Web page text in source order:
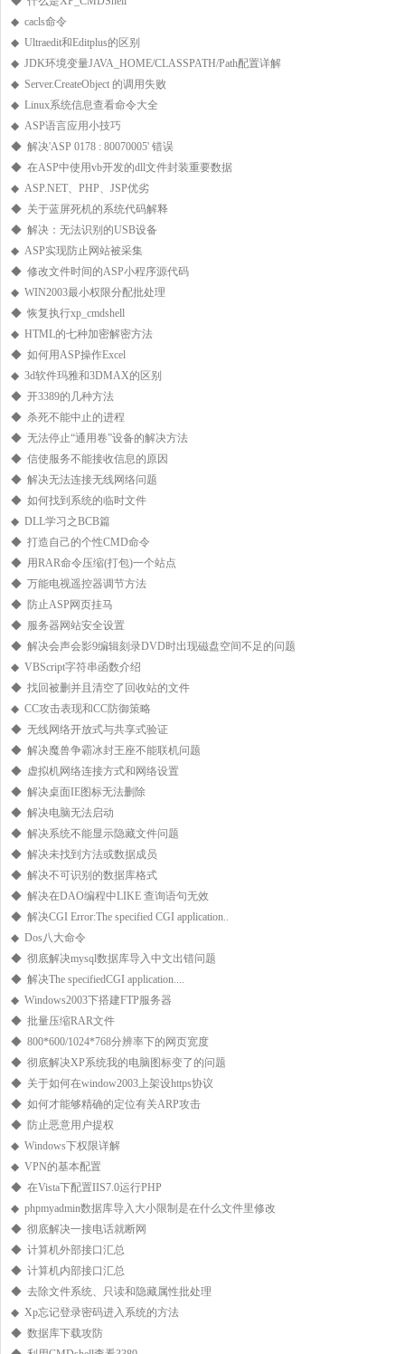
◆ cacls命令
◆ Ultraedit和Editplus的区别
◆ JDK环境变量JAVA_HOME/CLASSPATH/Path配置详解
◆ Server.CreateObject 的调用失败
◆ Linux系统信息查看命令大全
◆ ASP语言应用小技巧
◆ 解决'ASP 0178 : 80070005' 错误
◆ 在ASP中使用vb开发的dll文件封装重要数据
◆ ASP.NET、PHP、JSP优劣
◆ 关于蓝屏死机的系统代码解释
◆ 解决：无法识别的USB设备
◆ ASP实现防止网站被采集
◆ 修改文件时间的ASP小程序源代码
◆ WIN2003最小权限分配批处理
◆ 恢复执行xp_cmdshell
◆ HTML的七种加密解密方法
◆ 如何用ASP操作Excel
◆ 3d软件玛雅和3DMAX的区别
◆ 开3389的几种方法
◆ 杀死不能中止的进程
◆ 无法停止“通用卷”设备的解决方法
◆ 信使服务不能接收信息的原因
◆ 解决无法连接无线网络问题
◆ 如何找到系统的临时文件
◆ DLL学习之BCB篇
◆ 打造自己的个性CMD命令
◆ 用RAR命令压缩(打包)一个站点
◆ 万能电视遥控器调节方法
◆ 防止ASP网页挂马
◆ 服务器网站安全设置
◆ 解决会声会影9编辑刻录DVD时出现磁盘空间不足的问题
◆ VBScript字符串函数介绍
◆ 找回被删并且清空了回收站的文件
◆ CC攻击表现和CC防御策略
◆ 无线网络开放式与共享式验证
◆ 解决魔兽争霸冰封王座不能联机问题
◆ 虚拟机网络连接方式和网络设置
◆ 解决桌面IE图标无法删除
◆ 解决电脑无法启动
◆ 解决系统不能显示隐藏文件问题
◆ 解决未找到方法或数据成员
◆ 解决不可识别的数据库格式
◆ 解决在DAO编程中LIKE 查询语句无效
◆ 解决CGI Error:The specified CGI application..
◆ Dos八大命令
◆ 彻底解决mysql数据库导入中文出错问题
◆ 解决The specifiedCGI application....
◆ Windows2003下搭建FTP服务器
◆ 批量压缩RAR文件
◆ 800*600/1024*768分辨率下的网页宽度
◆ 彻底解决XP系统我的电脑图标变了的问题
◆ 关于如何在window2003上架设https协议
◆ 如何才能够精确的定位有关ARP攻击
◆ 防止恶意用户提权
◆ Windows下权限详解
◆ VPN的基本配置
◆ 在Vista下配置IIS7.0运行PHP
◆ phpmyadmin数据库导入大小限制是在什么文件里修改
◆ 彻底解决一接电话就断网
◆ 计算机外部接口汇总
◆ 计算机内部接口汇总
◆ 去除文件系统、只读和隐藏属性批处理
◆ Xp忘记登录密码进入系统的方法
◆ 数据库下载攻防